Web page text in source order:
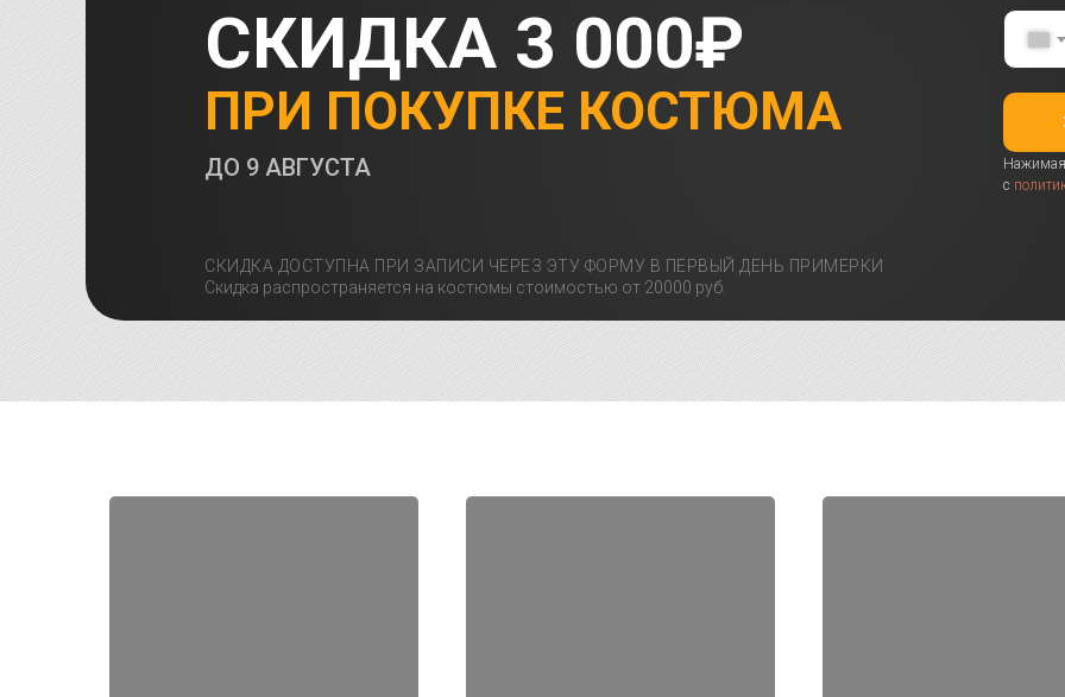
ПРИ ПОКУПКЕ КОСТЮМА
СКИДКА 3 000₽
СКИДКА ДОСТУПНА ПРИ ЗАПИСИ ЧЕРЕЗ ЭТУ ФОРМУ В ПЕРВЫЙ ДЕНЬ ПРИМЕРКИ
Скидка распространяется на костюмы стоимостью от 20000 руб.
ДО 9 АВГУСТА
Нажимая
с